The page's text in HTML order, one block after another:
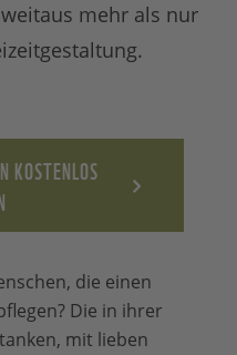
mehr als nur
KOSTENLOS
die einen
Die in ihrer
mit lieben